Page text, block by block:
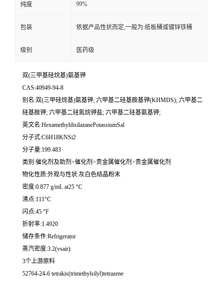
纯度 99%
包装 依据产品性状而定,一般为:纸板桶或镀锌铁桶
级别 医药级
双(三甲基硅烷基)氨基钾
CAS:40949-94-8
别名:双(三甲硅烷基)氨基钾; 六甲基二硅基胺基钾(KHMDS); 六甲基二
硅基胺钾; 六甲基二硅氮烷钾盐; 六甲基二硅基氨基钾;
英文名:HexamethyldisilazanePotassiumSal
分子式:C6H18KNSi2
分子量:199.483
类别:催化剂及助剂>催化剂>贵金属催化剂>贵金属催化剂
物化性质:外观与性状:灰白色结晶粉末
密度:0.877 g/mL at25 °C
沸点:111°C
闪点:45 °F
折射率:1.4920
储存条件:Refrigerator
蒸汽密度:3.2(vsair)
3个上游原料
52764-24-6 tetrakis(trimethylsilyl)tetrazene